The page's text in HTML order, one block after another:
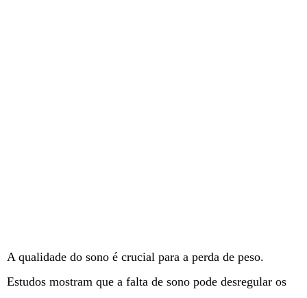
A qualidade do sono é crucial para a perda de peso.
Estudos mostram que a falta de sono pode desregular os